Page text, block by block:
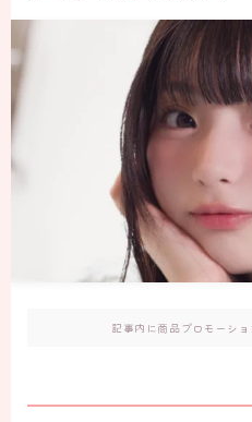
記事内に商品プロモーシ